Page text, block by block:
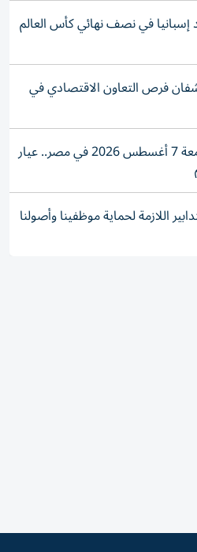
في نصف نهائي كأس العالم
فرص التعاون الاقتصادي في
أسعار الذهب اليوم الجمعة 7 أغسطس 2026 في مصر.. عيار
اللازمة لحماية موظفينا وأصولنا